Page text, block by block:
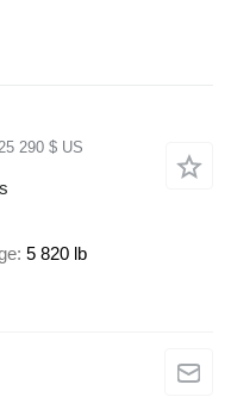
290 $ US
5 820 lb